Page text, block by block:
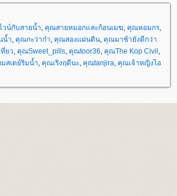
น์กับสายน้ำ, คุณสายหมอกและก้อนเมฆ, คุณหอมกร,
น้ำ, คุณกะว่าก๋า, คุณสองแผ่นดิน, คุณมาช้ายังดีกว่า
ยว, คุณSweet_pills, คุณtoor36, คุณThe Kop Civil ,
สเตย์ริมน้ำ, คุณเริงฤดีนะ, คุณtanjira, คุณเจ้าหญิงไอ